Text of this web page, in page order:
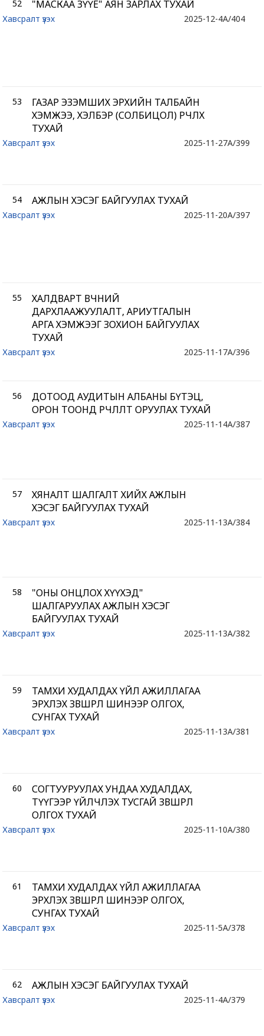
52 "МАСКАА ЗҮҮЕ" АЯН ЗАРЛАХ ТУХАЙ
2025-12-4A/404
Хавсралт үзэх
53
ГАЗАР ЭЗЭМШИХ ЭРХИЙН ТАЛБАЙН
ХЭМЖЭЭ, ХЭЛБЭР (СОЛБИЦОЛ) ӨӨРЧЛӨХ
ТУХАЙ
2025-11-27A/399
Хавсралт үзэх
54 АЖЛЫН ХЭСЭГ БАЙГУУЛАХ ТУХАЙ
2025-11-20A/397
Хавсралт үзэх
55
ХАЛДВАРТ ӨВЧНИЙ
ДАРХЛААЖУУЛАЛТ, АРИУТГАЛЫН
АРГА ХЭМЖЭЭГ ЗОХИОН БАЙГУУЛАХ
ТУХАЙ
2025-11-17A/396
Хавсралт үзэх
56
ДОТООД АУДИТЫН АЛБАНЫ БҮТЭЦ,
ОРОН ТООНД ӨӨРЧЛӨЛТ ОРУУЛАХ ТУХАЙ
2025-11-14A/387
Хавсралт үзэх
57
ХЯНАЛТ ШАЛГАЛТ ХИЙХ АЖЛЫН
ХЭСЭГ БАЙГУУЛАХ ТУХАЙ
2025-11-13A/384
Хавсралт үзэх
58
"ОНЫ ОНЦЛОХ ХҮҮХЭД"
ШАЛГАРУУЛАХ АЖЛЫН ХЭСЭГ
БАЙГУУЛАХ ТУХАЙ
2025-11-13A/382
Хавсралт үзэх
59
ТАМХИ ХУДАЛДАХ ҮЙЛ АЖИЛЛАГАА
ЭРХЛЭХ ЗӨВШӨӨРӨЛ ШИНЭЭР ОЛГОХ,
СУНГАХ ТУХАЙ
2025-11-13A/381
Хавсралт үзэх
60
СОГТУУРУУЛАХ УНДАА ХУДАЛДАХ,
ТҮҮГЭЭР ҮЙЛЧЛЭХ ТУСГАЙ ЗӨВШӨӨРӨЛ
ОЛГОХ ТУХАЙ
2025-11-10A/380
Хавсралт үзэх
61
ТАМХИ ХУДАЛДАХ ҮЙЛ АЖИЛЛАГАА
ЭРХЛЭХ ЗӨВШӨӨРӨЛ ШИНЭЭР ОЛГОХ,
СУНГАХ ТУХАЙ
2025-11-5A/378
Хавсралт үзэх
62 АЖЛЫН ХЭСЭГ БАЙГУУЛАХ ТУХАЙ
2025-11-4A/379
Хавсралт үзэх